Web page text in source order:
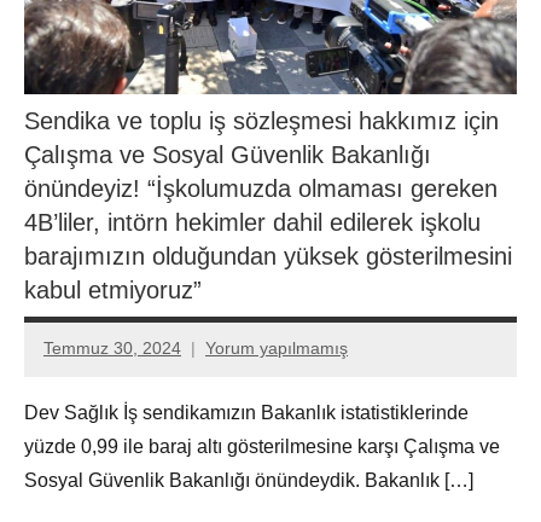
Sendika ve toplu iş sözleşmesi hakkımız için
Çalışma ve Sosyal Güvenlik Bakanlığı
önündeyiz! “İşkolumuzda olmaması gereken
4B’liler, intörn hekimler dahil edilerek işkolu
barajımızın olduğundan yüksek gösterilmesini
kabul etmiyoruz”
Temmuz 30, 2024
Aksu
Yorum yapılmamış
Dev Sağlık İş sendikamızın Bakanlık istatistiklerinde
yüzde 0,99 ile baraj altı gösterilmesine karşı Çalışma ve
Sosyal Güvenlik Bakanlığı önündeydik. Bakanlık […]